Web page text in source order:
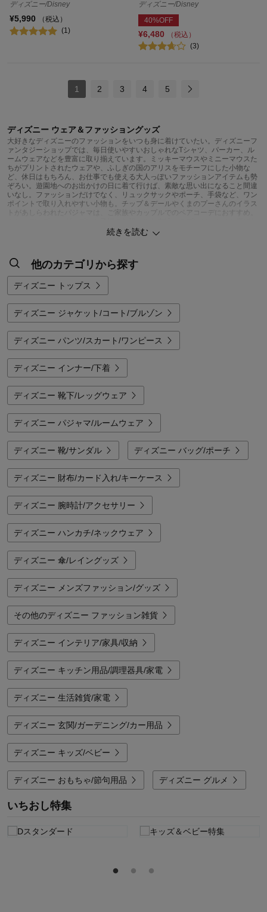
ディズニー/Disney
¥5,990
（税込）
(1)
ディズニー/Disney
40%OFF
¥6,480
（税込）
(3)
1 2 3 4 5
ディズニー ウェア＆ファッショングッズ
大好きなディズニーのファッションをいつも身に着けていたい。ディズニーフ
ァンタジーショップでは、毎日使いやすいおしゃれなTシャツ、パーカー、ル
ームウェアなどを豊富に取り揃えています。ミッキーマウスやミニーマウスた
ちがプリントされたウェアや、ふしぎの国のアリスをモチーフにした小物な
ど、休日はもちろん、お仕事でも使える大人っぽいファッションアイテムも勢
ぞろい。遊園地へのお出かけの日に着て行けば、素敵な思い出になること間違
いなし。ファッションだけでなく、リュックサックやポーチ、手袋など、ワン
ポイントで取り入れやすい小物も。チップ＆デールやくまのプーさんのイラス
トがあしらわれたパジャマは、ご家族やカップルでのペアコーデにおすすめ。
ます。ぜひディズニーキャラクターのファッションアイテムと一緒に、楽しい
続きを読む
他のカテゴリから探す
ディズニー トップス
ディズニー ジャケット/コート/ブルゾン
ディズニー パンツ/スカート/ワンピース
ディズニー インナー/下着
ディズニー 靴下/レッグウェア
ディズニー パジャマ/ルームウェア
ディズニー 靴/サンダル ディズニー バッグ/ポーチ
ディズニー 財布/カード入れ/キーケース
ディズニー 腕時計/アクセサリー
ディズニー ハンカチ/ネックウェア
ディズニー 傘/レイングッズ
ディズニー メンズファッション/グッズ
その他のディズニー ファッション雑貨
ディズニー インテリア/家具/収納
ディズニー キッチン用品/調理器具/家電
ディズニー 生活雑貨/家電
ディズニー 玄関/ガーデニング/カー用品
ディズニー キッズ/ベビー
ディズニー おもちゃ/節句用品 ディズニー グルメ
いちおし特集